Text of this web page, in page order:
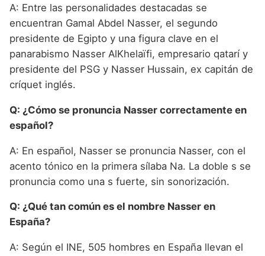
A: Entre las personalidades destacadas se
encuentran Gamal Abdel Nasser, el segundo
presidente de Egipto y una figura clave en el
panarabismo Nasser AlKhelaïfi, empresario qatarí y
presidente del PSG y Nasser Hussain, ex capitán de
críquet inglés.
Q: ¿Cómo se pronuncia Nasser correctamente en
español?
A: En español, Nasser se pronuncia Nasser, con el
acento tónico en la primera sílaba Na. La doble s se
pronuncia como una s fuerte, sin sonorización.
Q: ¿Qué tan común es el nombre Nasser en
España?
A: Según el INE, 505 hombres en España llevan el